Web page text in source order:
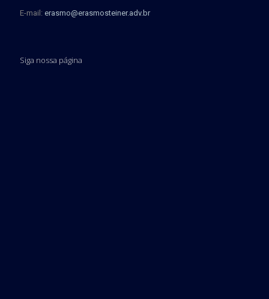
E-mail: erasmo@erasmosteiner.adv.br
Siga nossa página